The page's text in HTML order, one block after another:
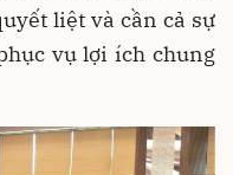
liệt và cần cả sự
vụ lợi ích chung